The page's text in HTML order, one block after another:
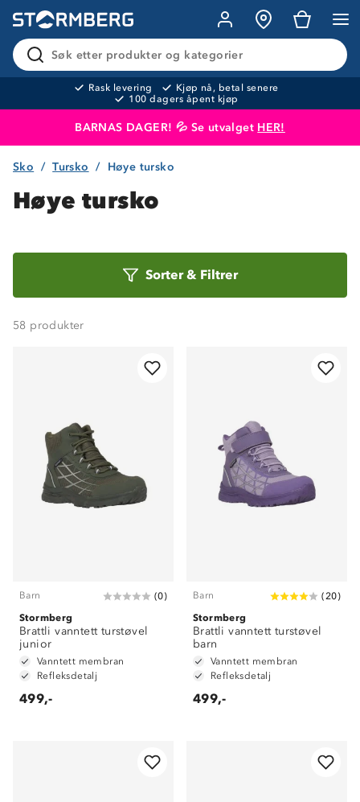
Søk etter produkter og kategorier
Rask levering
Kjøp nå, betal senere
100 dagers åpent kjøp
BARNAS DAGER! 💦 Se utvalget HER!
Produktet er lagt i handlekurven
Sko Tursko Høye tursko
Høye tursko
Sorter& Filtrer
58 produkter
Barn (0)
Stormberg
Brattli vanntett turstøvel
junior
Vanntett membran
Refleksdetalj
499,-
Barn (20)
Stormberg
Brattli vanntett turstøvel
barn
Vanntett membran
Refleksdetalj
499,-